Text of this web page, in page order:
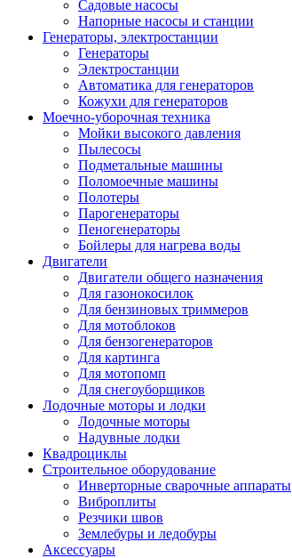
Садовые насосы
Напорные насосы и станции
Генераторы, электростанции
Генераторы
Электростанции
Автоматика для генераторов
Кожухи для генераторов
Моечно-уборочная техника
Мойки высокого давления
Пылесосы
Подметальные машины
Поломоечные машины
Полотеры
Парогенераторы
Пеногенераторы
Бойлеры для нагрева воды
Двигатели
Двигатели общего назначения
Для газонокосилок
Для бензиновых триммеров
Для мотоблоков
Для бензогенераторов
Для картинга
Для мотопомп
Для снегоуборщиков
Лодочные моторы и лодки
Лодочные моторы
Надувные лодки
Квадроциклы
Строительное оборудование
Инверторные сварочные аппараты
Виброплиты
Резчики швов
Землебуры и ледобуры
Аксессуары